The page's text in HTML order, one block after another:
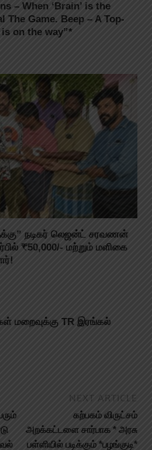
– When ‘Brain’ is the
The Game. Beep – A Top-
on the way”*
நடிகர் லெஜன்ட் சரவணன்
₹50,000/- மற்றும் மளிகை
மறைவுக்கு TR இரங்கல்
NEXT ARTICLE
கற்பகம் விருட்சம்
அறக்கட்டளை சார்பாக * அரசு
பள்ளியில் படிக்கும் *பழங்குடி*